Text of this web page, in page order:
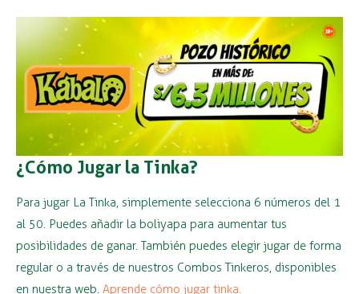
¿Cómo Jugar la Tinka?
Para jugar La Tinka, simplemente selecciona 6 números del 1
al 50. Puedes añadir la boliyapa para aumentar tus
posibilidades de ganar. También puedes elegir jugar de forma
regular o a través de nuestros Combos Tinkeros, disponibles
en nuestra web. Aprende cómo jugar tinka.